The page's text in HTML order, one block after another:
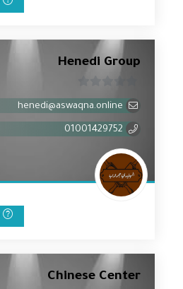
Henedi Group
0
من
5
henedi@aswaqna.online
Chinese Center